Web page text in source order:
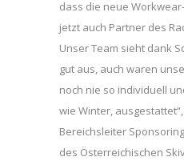
dass die neue
jetzt auch Partner des
Unser Team sieht dank
gut aus, auch waren
noch nie so individuell
wie Winter,
Bereichsleiter
des Österreichischen